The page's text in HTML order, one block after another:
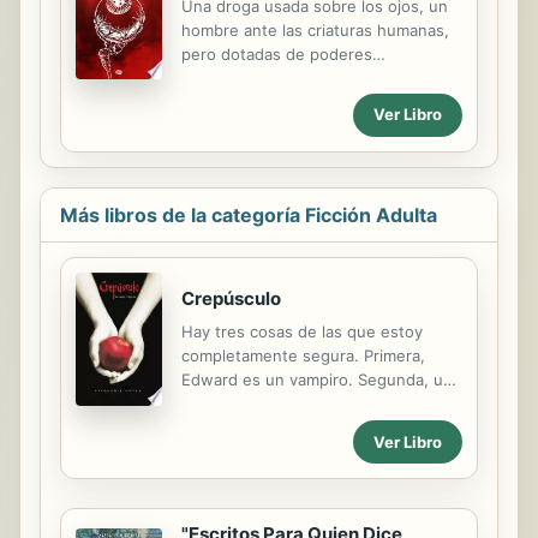
Una droga usada sobre los ojos, un
hombre ante las criaturas humanas,
pero dotadas de poderes
delirante diálogo sobre uno de los
proyectos más fascinantes que
involucra política, secretos militares y
la mente humana.
Ver Libro
Más libros de la categoría Ficción Adulta
Crepúsculo
Hay tres cosas de las que estoy
completamente segura. Primera,
Edward es un vampiro. Segunda, una
sangre. Y tercera, estoy total y
perdidamente enamorada de él.
Número 1 en la lista de bestsellers
Today. Mejor Novela Young Adult de
Ver Libro